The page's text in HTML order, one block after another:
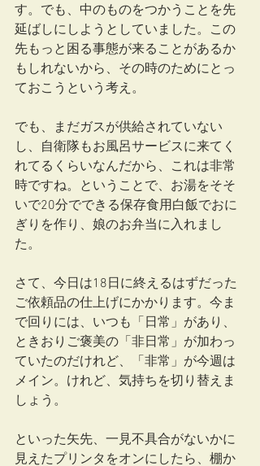
す。でも、中のものをつかうことを先
延ばしにしようとしていました。この
先もっと困る事態が来ることがあるか
もしれないから、その時のためにとっ
ておこうという考え。
でも、まだガスが供給されていない
し、自衛隊もお風呂サービスに来てく
れてるくらいなんだから、これは非常
時ですね。ということで、お湯をそそ
いで20分でできる保存食用白飯でおに
ぎりを作り、娘のお弁当に入れまし
た。
さて、今日は18日に終えるはずだった
ご依頼品の仕上げにかかります。今ま
で回りには、いつも「日常」があり、
ときおりご褒美の「非日常」が加わっ
ていたのだけれど、「非常」が今週は
メイン。けれど、気持ちを切り替えま
しょう。
といった矢先、一見不具合がないかに
見えたプリンタをオンにしたら、棚か